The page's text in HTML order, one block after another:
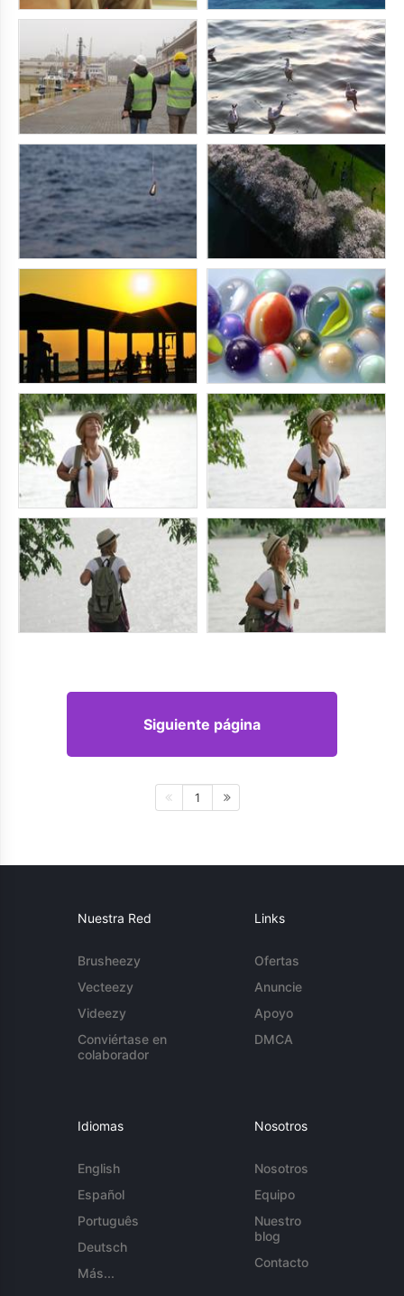
Siguiente página
1
Nuestra Red
Brusheezy
Vecteezy
Videezy
Conviértase en
colaborador
Links
Ofertas
Anuncie
Apoyo
DMCA
Idiomas
English
Español
Português
Deutsch
Más...
Nosotros
Nosotros
Equipo
Nuestro
blog
Contacto